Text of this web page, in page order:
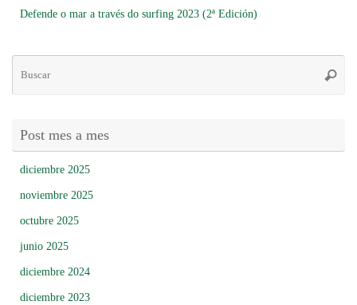
Defende o mar a través do surfing 2023 (2ª Edición)
Post mes a mes
diciembre 2025
noviembre 2025
octubre 2025
junio 2025
diciembre 2024
diciembre 2023